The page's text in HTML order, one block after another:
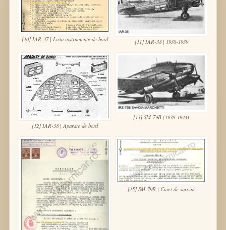
[10] IAR-37 | Lista instrumente de bord [11] IAR-38 | 1938-1939
[12] IAR-38 | Aparate de bord
[13] SM-79B (1938-1944)
[15] SM-79B | Caiet de sarcini